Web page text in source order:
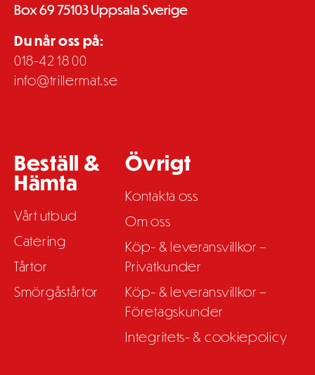
Box 69 75103 Uppsala Sverige
Du når oss på:
018-42 18 00
info@trillermat.se
Beställ &
Hämta
Vårt utbud
Catering
Tårtor
Smörgåstårtor
Övrigt
Kontakta oss
Om oss
Köp- & leveransvillkor –
Privatkunder
Köp- & leveransvillkor –
Företagskunder
Integritets- & cookiepolicy